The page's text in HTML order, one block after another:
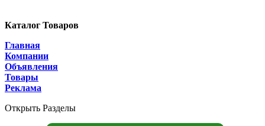
Каталог Товаров
Главная
Компании
Объявления
Товары
Реклама
Открыть Разделы